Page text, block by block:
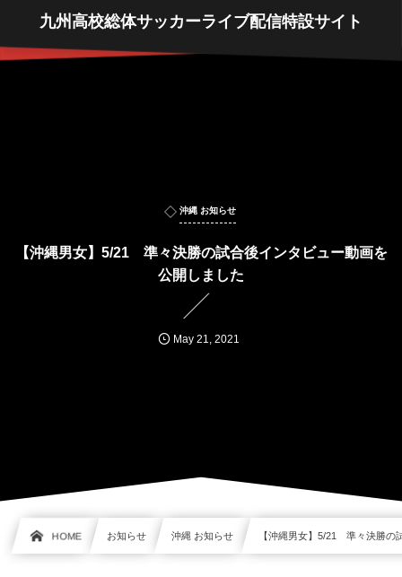
九州高校総体サッカーライブ配信特設サイト
沖縄 お知らせ
【沖縄男女】5/21 準々決勝の試合後インタビュー動画を
公開しました
May 21,2021
HOME お知らせ 沖縄 お知らせ 【沖縄男女】5/21 準々決勝の